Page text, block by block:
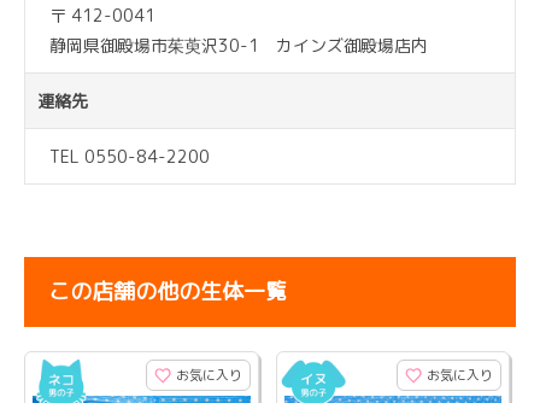
〒 412-0041
静岡県御殿場市茱萸沢30-1 カインズ御殿場店内
連絡先
TEL 0550-84-2200
この店舗の他の生体一覧
お気に入り お気に入り